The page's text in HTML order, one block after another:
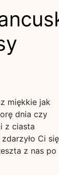
miękkie jak
dnia czy
z ciasta
Ci się
z nas po